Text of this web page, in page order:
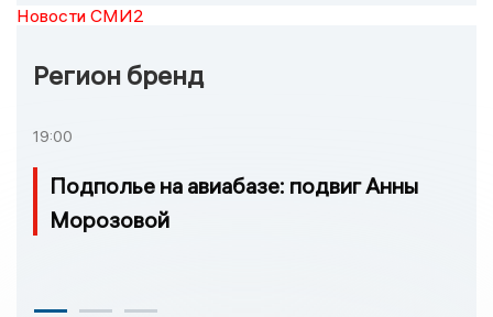
Новости СМИ2
Регион бренд
19:00
Подполье на авиабазе: подвиг Анны
Морозовой